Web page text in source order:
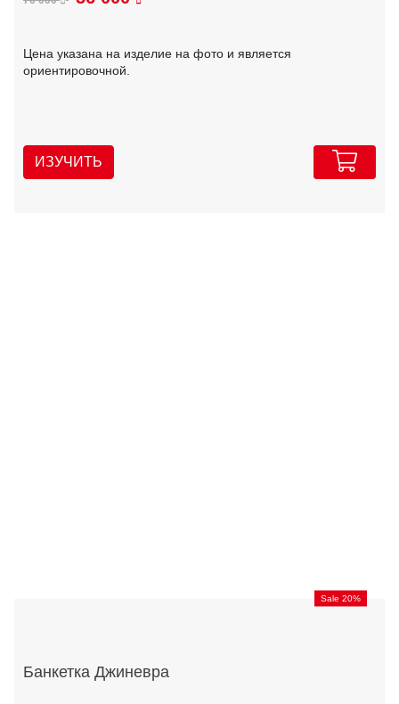
Цена указана на изделие на фото и является
ориентировочной.
ИЗУЧИТЬ
Sale 20%
Банкетка Джиневра